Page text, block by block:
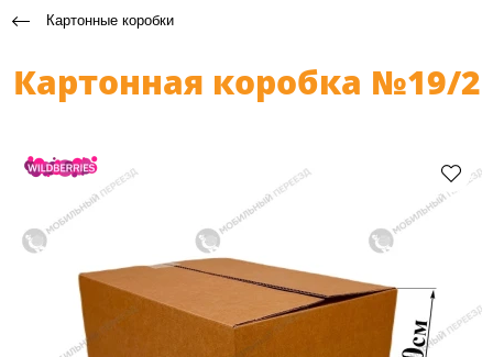
Картонные коробки
Картонная коробка №19/2